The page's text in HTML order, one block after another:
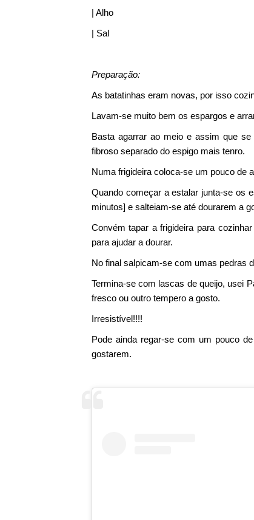
| Alho
| Sal
Preparação:
As batatinhas eram novas, por isso
Lavam-se muito bem os espargos e
Basta agarrar ao meio e assim que
fibroso separado do espigo mais tenro.
Numa frigideira coloca-se um pouco de
Quando começar a estalar junta-se os
minutos] e salteiam-se até dourarem a
Convém tapar a frigideira para
para ajudar a dourar.
No final salpicam-se com umas pedras
Termina-se com lascas de queijo, usei
fresco ou outro tempero a gosto.
Irresistível!!!!
Pode ainda regar-se com um pouco
gostarem.